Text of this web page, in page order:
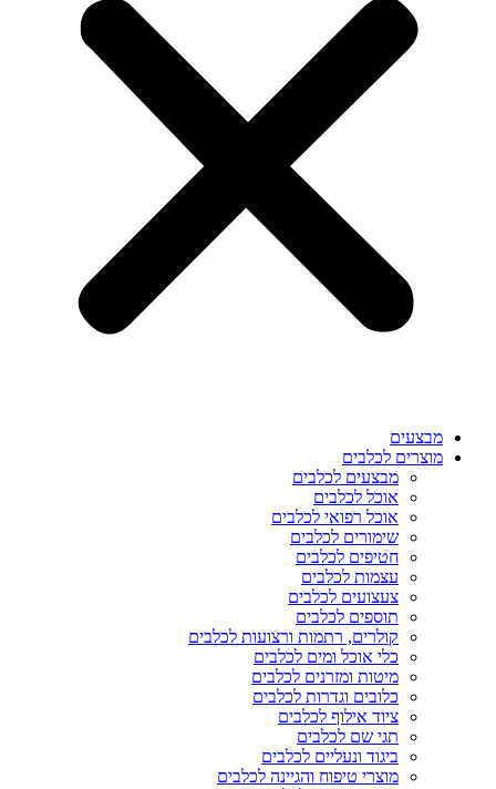
מבצעים
מוצרים לכלבים
מבצעים לכלבים
אוכל לכלבים
אוכל רפואי לכלבים
שימורים לכלבים
חטיפים לכלבים
עצמות לכלבים
צעצועים לכלבים
תוספים לכלבים
קולרים, רתמות ורצועות לכלבים
כלי אוכל ומים לכלבים
מיטות ומזרנים לכלבים
כלובים וגדרות לכלבים
ציוד אילוף לכלבים
תגי שם לכלבים
ביגוד ונעליים לכלבים
מוצרי טיפוח והגיינה לכלבים